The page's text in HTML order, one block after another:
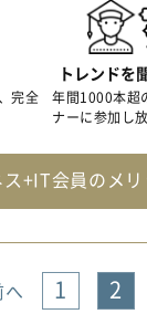
完全
トレンドを
年間1000本超
ナーに参加し
ス+IT会員のメ
へ 1 2